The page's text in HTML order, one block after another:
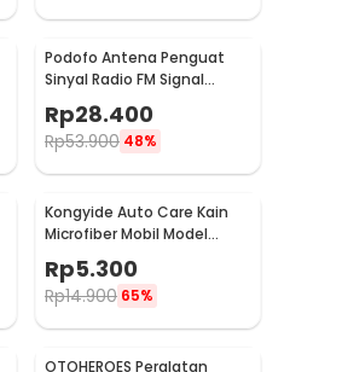
Podofo Antena Penguat
Sinyal Radio FM Signal
Amplifier untuk Mobil -
ANT-208
Rp28.400
Rp53.900 48%
Kongyide Auto Care Kain
Microfiber Mobil Model
Bundar - L-20
Rp5.300
Rp14.900 65%
OTOHEROES Peralatan